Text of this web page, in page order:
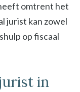
omtrent het
jurist kan zowel
op fiscaal
in